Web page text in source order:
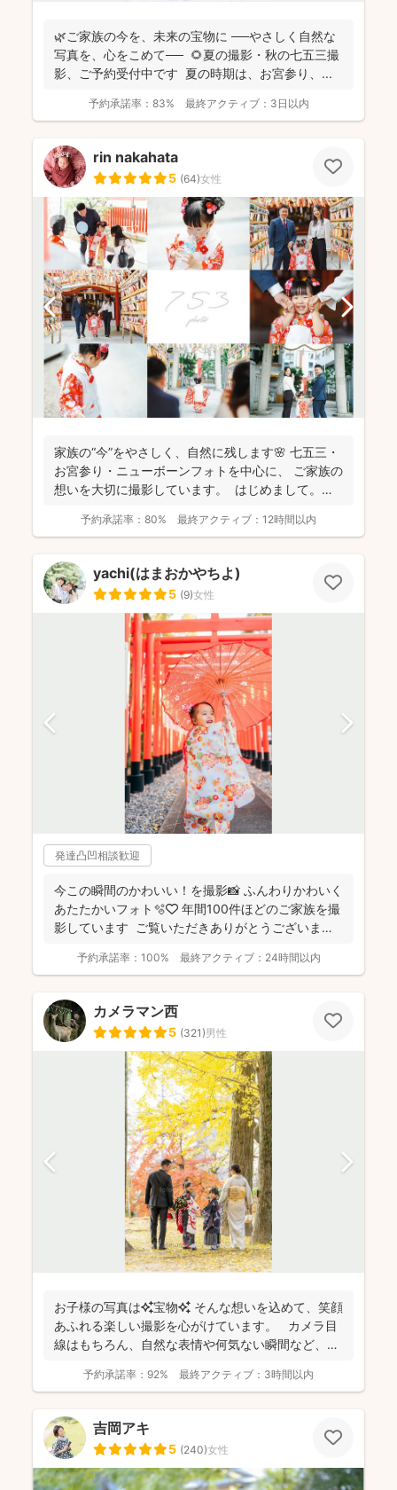
🌿ご家族の今を、未来の宝物に ──やさしく自然な
写真を、心をこめて── 🌻夏の撮影・秋の七五三撮
影、ご予約受付中です 夏の時期は、お宮参り、...
予約承諾率： 83% 最終アクティブ： 3日以内
rin nakahata
5 (64)女性
家族の“今”をやさしく、自然に残します🌸 七五三・
お宮参り・ニューボーンフォトを中心に、 ご家族の
想いを大切に撮影しています。 はじめまして。
予約承諾率： 80% 最終アクティブ： 12時間以内
yachi(はまおかやちよ)
5 (9)女性
発達凸凹相談歓迎
今この瞬間のかわいい！を撮影📸 ふんわりかわいく
あたたかいフォト🫧🤍 年間100件ほどのご家族を撮
影しています ご覧いただきありがとうございま
予約承諾率： 100% 最終アクティブ： 24時間以内
カメラマン西
5 (321)男性
お子様の写真は✨宝物✨ そんな想いを込めて、笑顔
あふれる楽しい撮影を心がけています。 カメラ目
線はもちろん、自然な表情や何気ない瞬間など、ご
予約承諾率： 92% 最終アクティブ： 3時間以内
吉岡アキ
5 (240)女性